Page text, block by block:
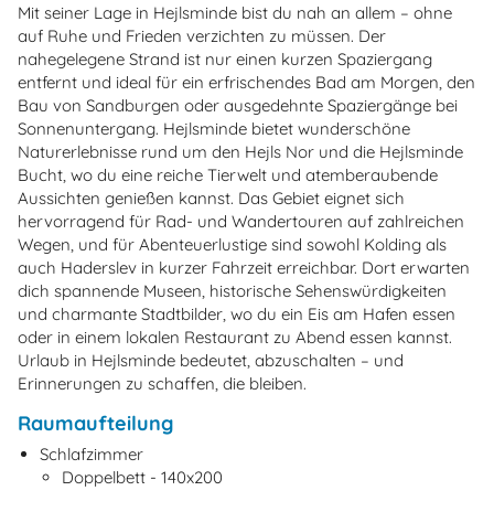
Mit seiner Lage in Hejlsminde bist du nah an allem – ohne
auf Ruhe und Frieden verzichten zu müssen. Der
nahegelegene Strand ist nur einen kurzen Spaziergang
entfernt und ideal für ein erfrischendes Bad am Morgen, den
Bau von Sandburgen oder ausgedehnte Spaziergänge bei
Sonnenuntergang. Hejlsminde bietet wunderschöne
Naturerlebnisse rund um den Hejls Nor und die Hejlsminde
Bucht, wo du eine reiche Tierwelt und atemberaubende
Aussichten genießen kannst. Das Gebiet eignet sich
hervorragend für Rad- und Wandertouren auf zahlreichen
Wegen, und für Abenteuerlustige sind sowohl Kolding als
auch Haderslev in kurzer Fahrzeit erreichbar. Dort erwarten
dich spannende Museen, historische Sehenswürdigkeiten
und charmante Stadtbilder, wo du ein Eis am Hafen essen
oder in einem lokalen Restaurant zu Abend essen kannst.
Urlaub in Hejlsminde bedeutet, abzuschalten – und
Erinnerungen zu schaffen, die bleiben.
Raumaufteilung
Schlafzimmer
Doppelbett - 140x200